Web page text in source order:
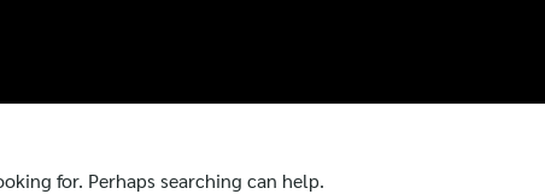
for. Perhaps searching can help.